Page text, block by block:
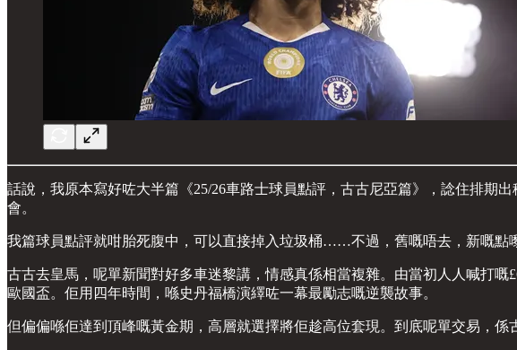
話說，我原本寫好咗大半篇《25/26車路士球員點評，古古尼亞篇》，諗住排期
會。
我篇球員點評就咁胎死腹中，可以直接掉入垃圾桶……不過，舊嘅唔去，新嘅點
古古去皇馬，呢單新聞對好多車迷黎講，情感真係相當複雜。由當初人人喊打
歐國盃。佢用四年時間，喺史丹福橋演繹咗一幕最勵志嘅逆襲故事。
但偏偏喺佢達到頂峰嘅黃金期，高層就選擇將佢趁高位套現。到底呢單交易，